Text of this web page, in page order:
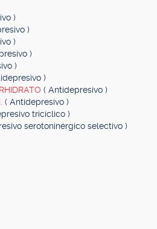
)
)
)
)
)
)
( Antidepresivo )
( Antidepresivo )
tricíclico )
serotoninérgico selectivo )